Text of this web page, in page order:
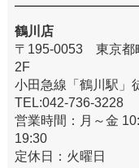
鶴川店
〒195-0053 東京都
2F
小田急線「鶴川駅
TEL:042-736-3228
営業時間：月～金
19:30
定休日：火曜日